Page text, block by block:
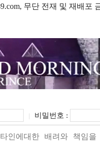
무단 전재 및 재배포
비밀번호 :